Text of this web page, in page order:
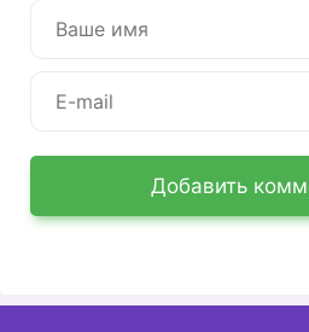
Добавить